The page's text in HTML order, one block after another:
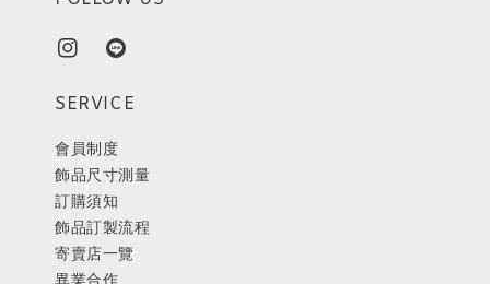
SERVICE
會員制度
飾品尺寸測量
訂購須知
飾品訂製流程
寄賣店一覽